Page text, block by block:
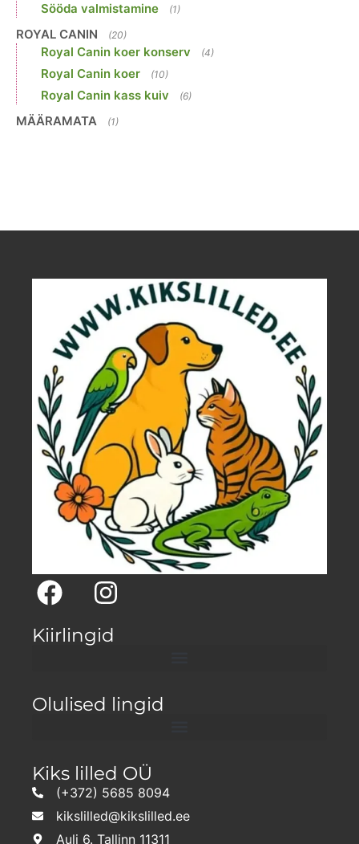
Sööda valmistamine (1)
ROYAL CANIN (20)
Royal Canin koer konserv (4)
Royal Canin koer (10)
Royal Canin kass kuiv (6)
MÄÄRAMATA (1)
Kiirlingid
Olulised lingid
Kiks lilled OÜ
(+372) 5685 8094
kikslilled@kikslilled.ee
Auli 6. Tallinn 11311